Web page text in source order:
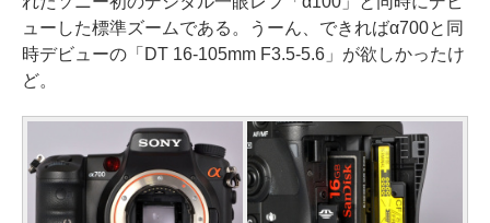
ューした標準ズームである。うーん、できればα700と同
時デビューの「DT 16-105mm F3.5-5.6」が欲しかったけ
ど。